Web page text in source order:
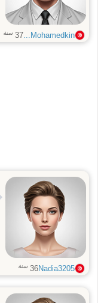
Mohamedkin...
37 سنة
Nadia3205
36 سنة